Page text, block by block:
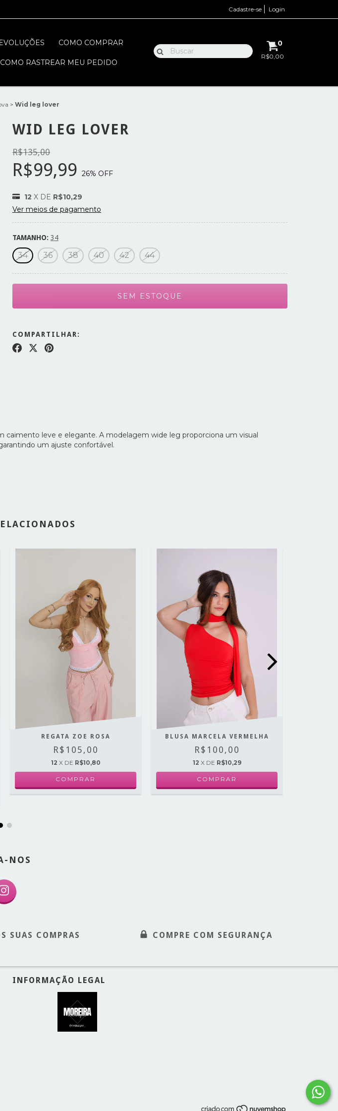
Cadastre-se Login
COMO COMPRAR
COMO RASTREAR MEU PEDIDO
0
R$0,00
> Wid leg lover
WID LEG LOVER
R$135,00
R$99,99 26% OFF
12 X DE R$10,29
Ver meios de pagamento
TAMANHO: 34
34 36 38 40 42 44
COMPARTILHAR:
caimento leve e elegante. A modelagem wide leg proporciona um visual
um ajuste confortável.
REGATA ZOE ROSA
R$105,00
12 X DE R$10,80
COMPRAR
BLUSA MARCELA VERMELHA
R$100,00
12 X DE R$10,29
COMPRAR
NOS
SUAS COMPRAS COMPRE COM SEGURANÇA
INFORMAÇÃO LEGAL